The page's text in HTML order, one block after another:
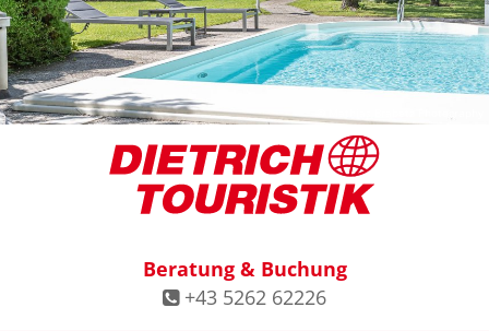
Beratung & Buchung
+43 5262 62226